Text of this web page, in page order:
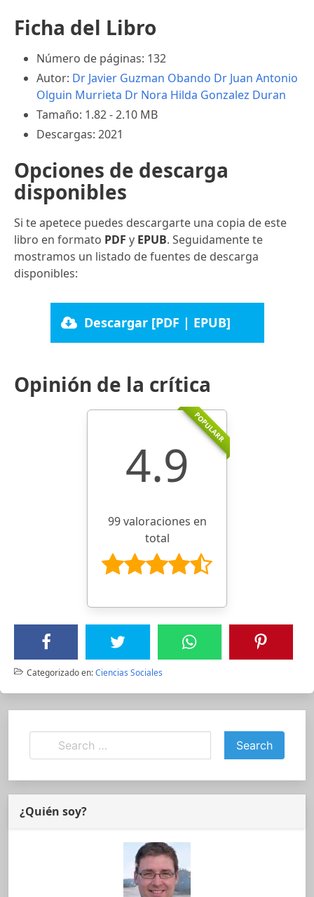
Ficha del Libro
Número de páginas: 132
Autor: Dr Javier Guzman Obando Dr Juan Antonio
Olguin Murrieta Dr Nora Hilda Gonzalez Duran
Tamaño: 1.82 - 2.10 MB
Descargas: 2021
Opciones de descarga
disponibles
Si te apetece puedes descargarte una copia de este
libro en formato PDF y EPUB. Seguidamente te
mostramos un listado de fuentes de descarga
disponibles:
Descargar [PDF | EPUB]
Opinión de la crítica
POPULARR
4.9
99 valoraciones en
total
Categorizado en:Ciencias Sociales
¿Quién soy?